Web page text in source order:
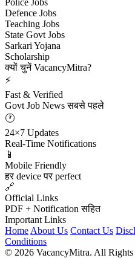
Police Jobs
Defence Jobs
Teaching Jobs
State Govt Jobs
Sarkari Yojana
Scholarship
क्यों चुनें VacancyMitra?
⚡
Fast & Verified
Govt Job News सबसे पहले
🕐
24×7 Updates
Real-Time Notifications
📱
Mobile Friendly
हर device पर perfect
🔗
Official Links
PDF + Notification सहित
Important Links
Home About Us Contact Us
Conditions
© 2026 VacancyMitra. All Rights